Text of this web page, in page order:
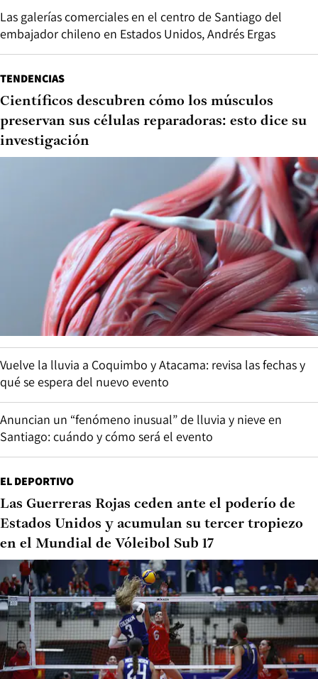
Las galerías comerciales en el centro de Santiago del
embajador chileno en Estados Unidos, Andrés Ergas
TENDENCIAS
Científicos descubren cómo los músculos
preservan sus células reparadoras: esto dice su
investigación
Vuelve la lluvia a Coquimbo y Atacama: revisa las fechas y
qué se espera del nuevo evento
Anuncian un “fenómeno inusual” de lluvia y nieve en
Santiago: cuándo y cómo será el evento
EL DEPORTIVO
Las Guerreras Rojas ceden ante el poderío de
Estados Unidos y acumulan su tercer tropiezo
en el Mundial de Vóleibol Sub 17